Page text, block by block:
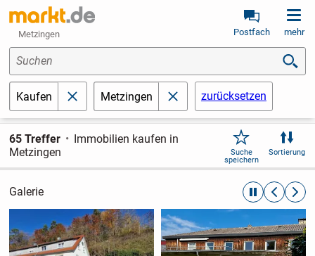
Metzingen Postfach mehr
Suchen
Kaufen schließenMetzingen schließenzurücksetzen
65 Treffer
Immobilien kaufen in
Metzingen
Suche
speichern
Sortierung
Galerie automatische